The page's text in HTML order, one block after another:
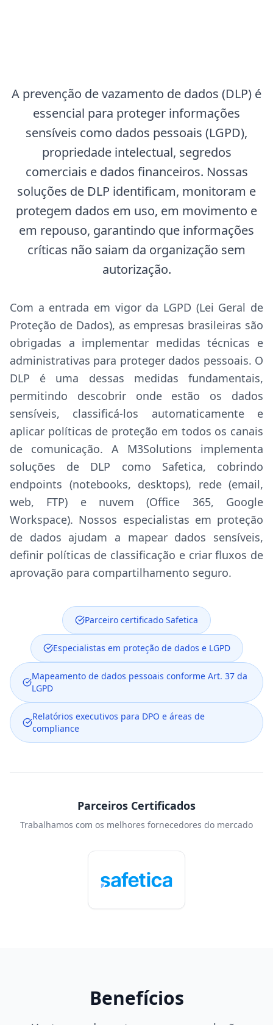
A prevenção de vazamento de dados (DLP) é
essencial para proteger informações
sensíveis como dados pessoais (LGPD),
propriedade intelectual, segredos
comerciais e dados financeiros. Nossas
soluções de DLP identificam, monitoram e
protegem dados em uso, em movimento e
em repouso, garantindo que informações
críticas não saiam da organização sem
autorização.
Com a entrada em vigor da LGPD (Lei Geral de
Proteção de Dados), as empresas brasileiras são
obrigadas a implementar medidas técnicas e
administrativas para proteger dados pessoais. O
DLP é uma dessas medidas fundamentais,
permitindo descobrir onde estão os dados
sensíveis, classificá-los automaticamente e
aplicar políticas de proteção em todos os canais
de comunicação. A M3Solutions implementa
soluções de DLP como Safetica, cobrindo
endpoints (notebooks, desktops), rede (email,
web, FTP) e nuvem (Office 365, Google
Workspace). Nossos especialistas em proteção
de dados ajudam a mapear dados sensíveis,
definir políticas de classificação e criar fluxos de
aprovação para compartilhamento seguro.
Parceiro certificado Safetica
Especialistas em proteção de dados e LGPD
Mapeamento de dados pessoais conforme Art. 37 da
LGPD
Relatórios executivos para DPO e áreas de
compliance
Parceiros Certificados
Trabalhamos com os melhores fornecedores do mercado
Benefícios